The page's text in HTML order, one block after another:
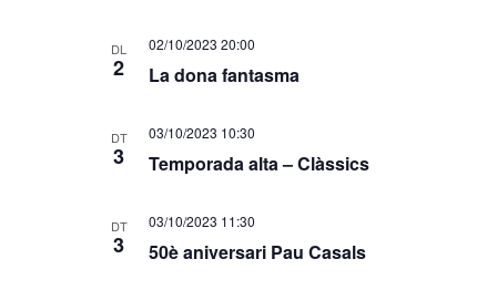
DL
2 La dona fantasma
02/10/2023 20:00
DT
3 Temporada alta – Clàssics
03/10/2023 10:30
DT
3 50è aniversari Pau Casals
03/10/2023 11:30